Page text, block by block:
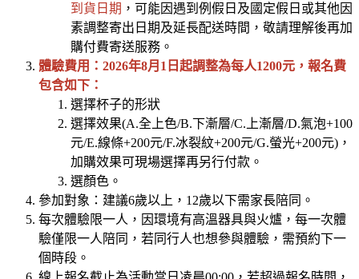
到貨日期 ，可能因遇到例假日及國定假日或其他因
素調整寄出日期及延長配送時間，敬請理解後再加
購付費寄送服務。
體驗費用：2026年8月1日起調整為每人1200元，報名費
包含如下：
選擇杯子的形狀
選擇效果(A.全上色/B.下漸層/C.上漸層/D.氣泡+100
元/E.線條+200元/F.冰裂紋+200元/G.螢光+200元)，
加購效果可現場選擇再另行付款。
選顏色。
參加對象：建議6歲以上，12歲以下需家長陪同。
每次體驗限一人，因環境有高溫器具與火爐，每一次體
驗僅限一人陪同，若同行人也想參與體驗，需預約下一
個時段。